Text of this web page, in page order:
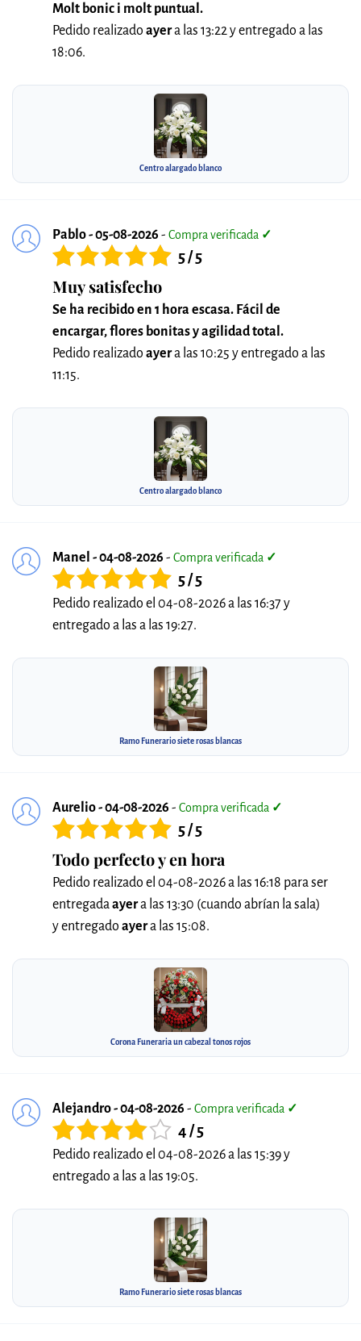
Molt bonic i molt puntual.
Pedido realizado ayera las 13:22 y entregado a las
18:06.
Centro alargado blanco
Pablo - 05-08-2026 - Compra verificada ✓
5 / 5
Muy satisfecho
Se ha recibido en 1 hora escasa. Fácil de
encargar, flores bonitas y agilidad total.
Pedido realizado ayera las 10:25 y entregado a las
11:15.
Centro alargado blanco
Manel - 04-08-2026 - Compra verificada ✓
5 / 5
Pedido realizado el 04-08-2026 a las 16:37 y
entregado a las a las 19:27.
Ramo Funerario siete rosas blancas
Aurelio - 04-08-2026 - Compra verificada ✓
5 / 5
Todo perfecto y en hora
Pedido realizado el 04-08-2026 a las 16:18 para ser
entregada ayera las 13:30 (cuando abrían la sala)
y entregado ayera las 15:08.
Corona Funeraria un cabezal tonos rojos
Alejandro - 04-08-2026 - Compra verificada ✓
4 / 5
Pedido realizado el 04-08-2026 a las 15:39 y
entregado a las a las 19:05.
Ramo Funerario siete rosas blancas